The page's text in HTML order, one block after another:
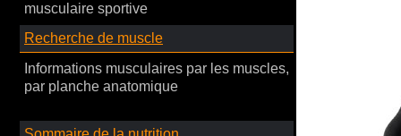
musculaire sportive
Recherche de muscle
Informations musculaires par les muscles,
par planche anatomique